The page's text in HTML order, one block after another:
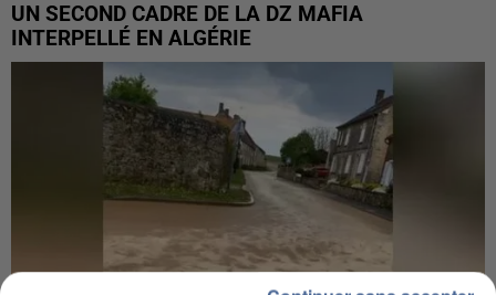
UN SECOND CADRE DE LA DZ MAFIA
INTERPELLÉ EN ALGÉRIE